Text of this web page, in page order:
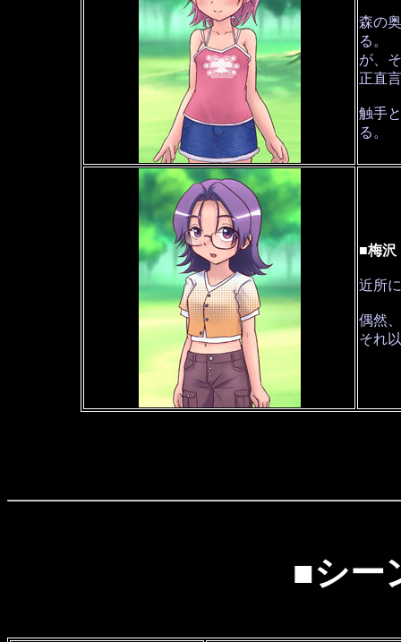
森の
る。
が、
正直
触手
る。
■梅
近所
偶然
それ
■シー